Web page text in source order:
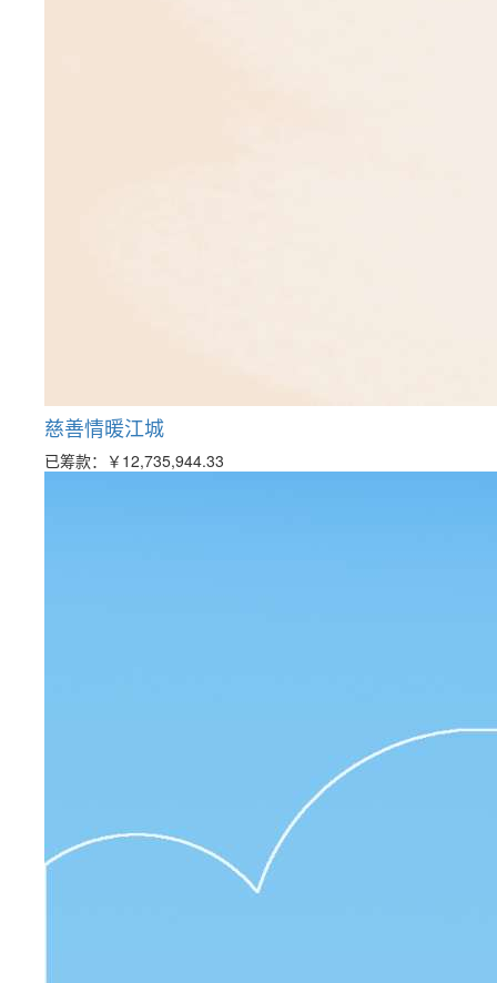
慈善情暖江城
已筹款： ￥12,735,944.33